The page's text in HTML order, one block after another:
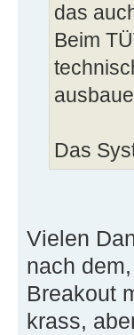
das
Beim
Das
Vielen
nach
Breakout
krass,